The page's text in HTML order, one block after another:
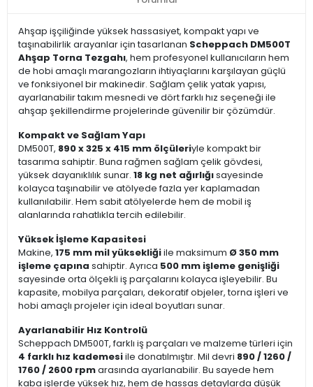
Ahşap işçiliğinde yüksek hassasiyet, kompakt yapı ve
taşınabilirlik arayanlar için tasarlanan Scheppach DM500T
Ahşap Torna Tezgahı, hem profesyonel kullanıcıların hem
de hobi amaçlı marangozların ihtiyaçlarını karşılayan güçlü
ve fonksiyonel bir makinedir. Sağlam çelik yatak yapısı,
ayarlanabilir takım mesnedi ve dört farklı hız seçeneği ile
ahşap şekillendirme projelerinde güvenilir bir çözümdür.
Kompakt ve Sağlam Yapı
DM500T, 890 x 325 x 415 mm ölçüleriyle kompakt bir
tasarıma sahiptir. Buna rağmen sağlam çelik gövdesi,
yüksek dayanıklılık sunar. 18 kg net ağırlığısayesinde
kolayca taşınabilir ve atölyede fazla yer kaplamadan
kullanılabilir. Hem sabit atölyelerde hem de mobil iş
alanlarında rahatlıkla tercih edilebilir.
Yüksek İşleme Kapasitesi
Makine, 175 mm mil yüksekliğiile maksimum Ø 350 mm
işleme çapına sahiptir. Ayrıca 500 mm işleme genişliği
sayesinde orta ölçekli iş parçalarını kolayca işleyebilir. Bu
kapasite, mobilya parçaları, dekoratif objeler, torna işleri ve
hobi amaçlı projeler için ideal boyutları sunar.
Ayarlanabilir Hız Kontrolü
Scheppach DM500T, farklı iş parçaları ve malzeme türleri için
4 farklı hız kademesiile donatılmıştır. Mil devri 890 / 1260 /
1760 / 2600 rpmarasında ayarlanabilir. Bu sayede hem
kaba işlerde yüksek hız, hem de hassas detaylarda düşük